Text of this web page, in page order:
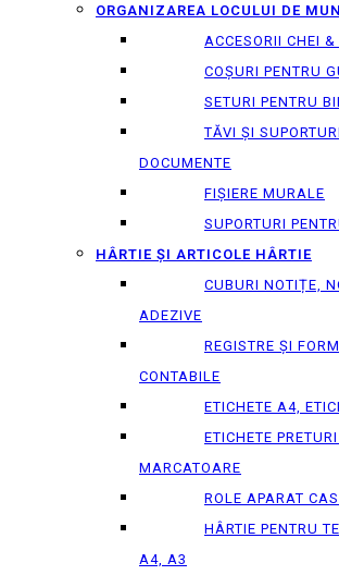
ORGANIZAREA LOCULUI DE
ACCESORII CHEI
COȘURI PENTRU
SETURI PENTRU
TĂVI ȘI
DOCUMENTE
FIȘIERE MURALE
SUPORTURI
HÂRTIE ȘI ARTICOLE HÂRTIE
CUBURI NOTIȚE,
ADEZIVE
REGISTRE ȘI
CONTABILE
ETICHETE A4,
ETICHETE
MARCATOARE
ROLE APARAT
HÂRTIE PENTRU
A4, A3